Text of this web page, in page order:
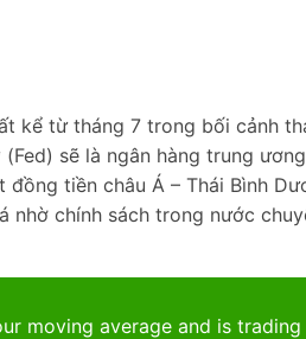
kể từ tháng 7 trong bối cảnh
sẽ là ngân hàng trung
tiền châu Á – Thái Bình
chính sách trong nước
moving average and is